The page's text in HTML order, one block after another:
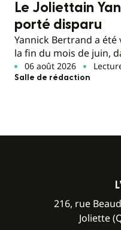
Le Joliettain
porté disparu
Yannick Bertrand a
la fin du mois de juin,
06 août 2026
Salle de rédaction
216, rue
Joliette